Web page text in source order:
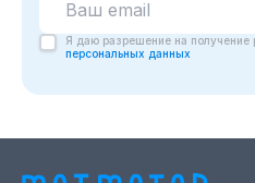
Я даю разрешение на получение
персональных данных